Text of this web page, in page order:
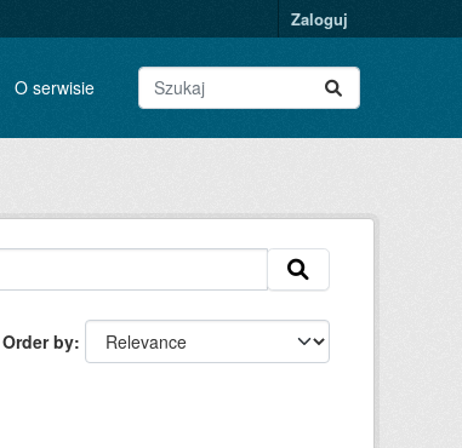
Zaloguj
O serwisie
Order by